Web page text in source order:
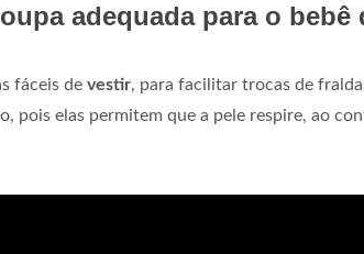
adequada para o bebê
fáceis de vestir, para facilitar trocas de
pois elas permitem que a pele respire, ao